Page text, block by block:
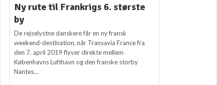
Ny rute til Frankrigs 6. største
by
De rejselystne danskere får en ny fransk
weekend-destination, når Transavia France fra
den 7. april 2019 flyver direkte mellem
Københavns Lufthavn og den franske storby
Nantes...